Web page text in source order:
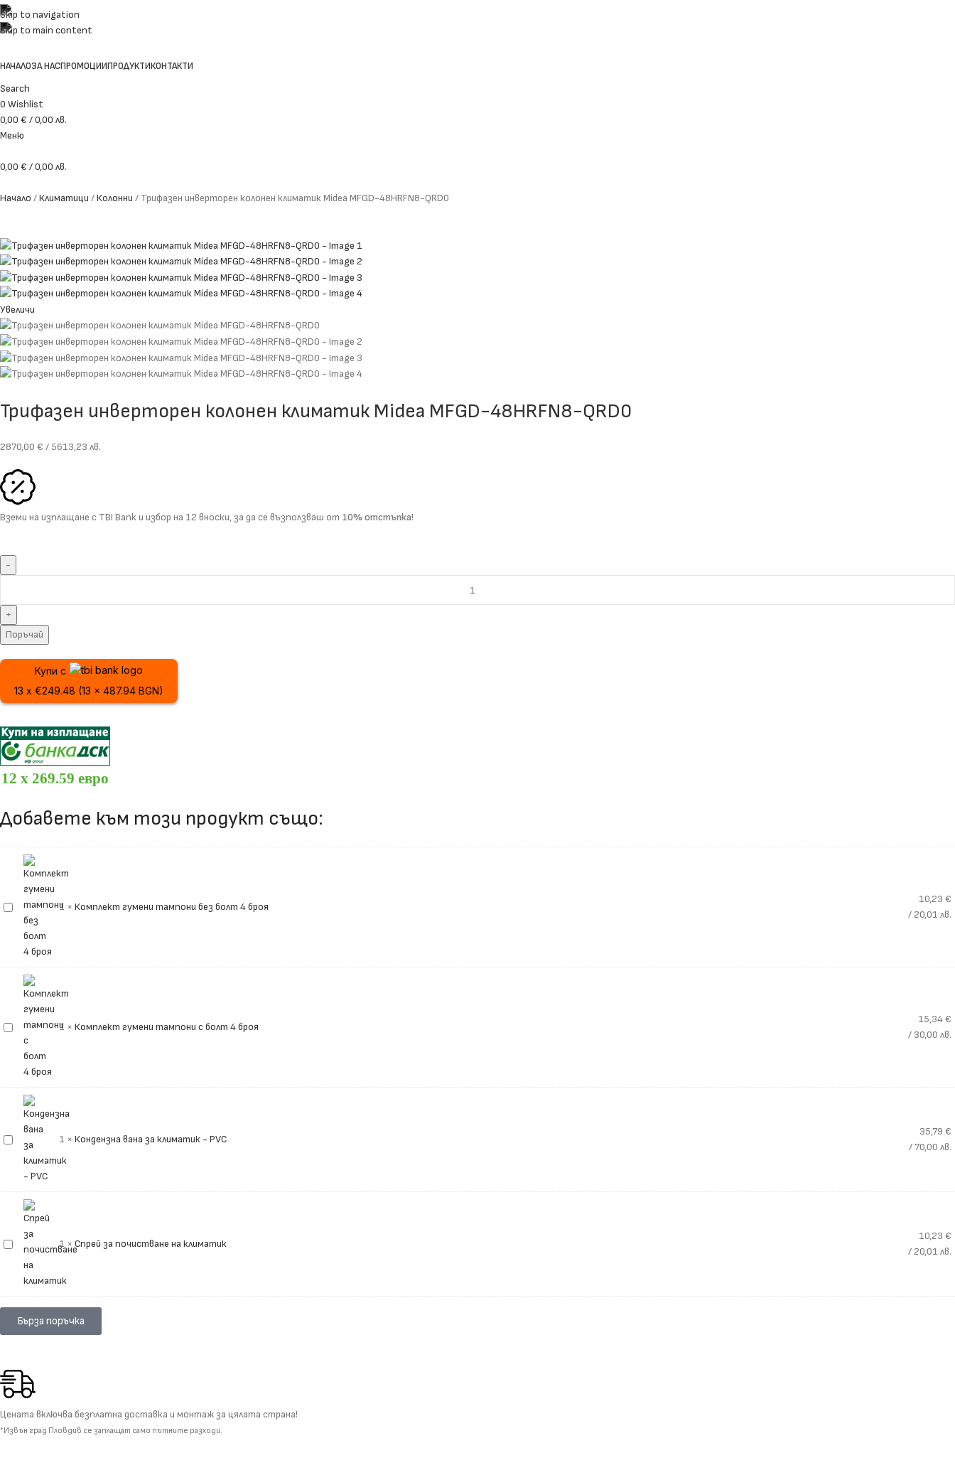
Skip to navigation
Skip to main content
Безплатна доставка за цялата страна!
0876 966 621 / 0899 966 628
НАЧАЛОЗА НАСПРОМОЦИИПРОДУКТИКОНТАКТИ
Search
0 Wishlist
0,00 € / 0,00 лв.
Меню
0,00 € / 0,00 лв.
Начало Климатици Колонни Трифазен инверторен колонен климатик Midea MFGD-48HRFN8-QRD0
Увеличи
Трифазен инверторен колонен климатик Midea MFGD-48HRFN8-QRD0
2870,00 € / 5613,23 лв.
Вземи на изплащане с TBI Bankи избор на 12 вноски, за да се възползваш от 10% отстъпка!
Поръчай
Купи с
13 x €249.48 (13 x 487.94 BGN)
12 x 269.59 евро
Добавете към този продукт също:
Комплект
гумени
тампони
болт
броя
1 × Комплект гумени тампони без болт 4 броя
10,23 €
/ 20,01 лв.
Комплект
гумени
тампони
болт
броя
1 × Комплект гумени тампони с болт 4 броя
15,34€
/ 30,00 лв.
Кондензна
1 × Кондензна вана за климатик - PVC
35,79 €
/ 70,00 лв.
Спрей
почистване
климатик
1 × Спрей за почистване на климатик
10,23 €
/ 20,01 лв.
Бърза поръчка
Цената включва безплатна доставка и монтаж за цялата страна!
*Извън град Пловдив се заплащат само пътните разходи.